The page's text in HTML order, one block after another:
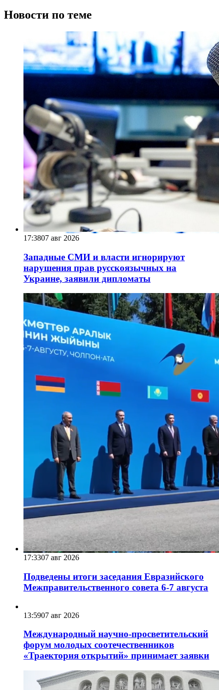
Новости по теме
17:3807 авг 2026
Западные СМИ и власти игнорируют
нарушения прав русскоязычных на
Украине, заявили дипломаты
17:3307 авг 2026
Подведены итоги заседания Евразийского
Межправительственного совета 6-7 августа
13:5907 авг 2026
Международный научно-просветительский
форум молодых соотечественников
«Траектория открытий» принимает заявки